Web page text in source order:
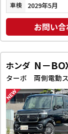
車検 2029年5月
お問い
ホンダ N－